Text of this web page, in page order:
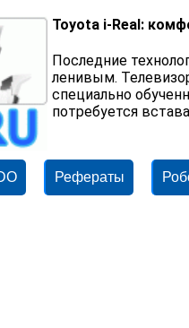
Toyota i-Real:
Последние
ленивым.
специально
потребуется
Рефераты